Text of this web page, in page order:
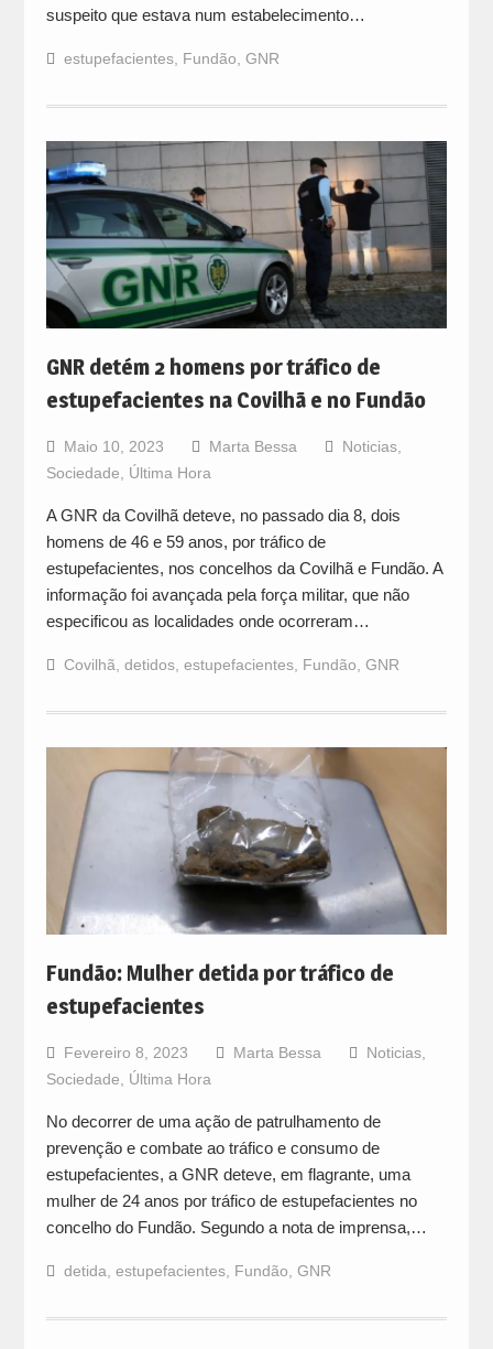
suspeito que estava num estabelecimento…
estupefacientes, Fundão, GNR
GNR detém 2 homens por tráfico de
estupefacientes na Covilhã e no Fundão
Maio 10, 2023 Marta Bessa Noticias,
Sociedade, Última Hora
A GNR da Covilhã deteve, no passado dia 8, dois
homens de 46 e 59 anos, por tráfico de
estupefacientes, nos concelhos da Covilhã e Fundão. A
informação foi avançada pela força militar, que não
especificou as localidades onde ocorreram…
Covilhã, detidos, estupefacientes, Fundão, GNR
Fundão: Mulher detida por tráfico de
estupefacientes
Fevereiro 8, 2023 Marta Bessa Noticias,
Sociedade, Última Hora
No decorrer de uma ação de patrulhamento de
prevenção e combate ao tráfico e consumo de
estupefacientes, a GNR deteve, em flagrante, uma
mulher de 24 anos por tráfico de estupefacientes no
concelho do Fundão. Segundo a nota de imprensa,…
detida, estupefacientes, Fundão, GNR